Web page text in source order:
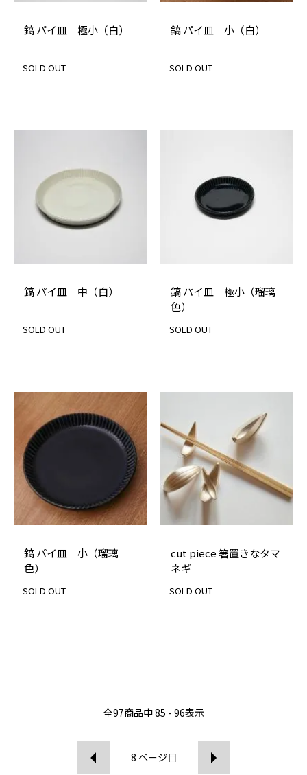
鎬 パイ皿 極小（白）
SOLD OUT
鎬 パイ皿 小（白）
SOLD OUT
鎬 パイ皿 中（白）
SOLD OUT
鎬 パイ皿 極小（瑠璃
色）
SOLD OUT
鎬 パイ皿 小（瑠璃
色）
SOLD OUT
cut piece 箸置きなタマ
ネギ
SOLD OUT
全97商品中85 - 96表示
8 ページ目